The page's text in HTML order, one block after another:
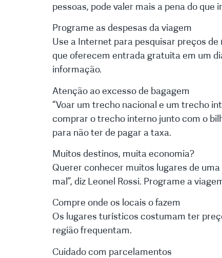
pessoas, pode valer mais a pena do que
Programe as despesas da viagem
Use a Internet para pesquisar preços
que oferecem entrada gratuita em um
informação.
Atenção ao excesso de bagagem
“Voar um trecho nacional e um trecho
comprar o trecho interno junto com o
para não ter de pagar a taxa.
Muitos destinos, muita economia?
Querer conhecer muitos lugares de
mal”, diz Leonel Rossi. Programe a
Compre onde os locais o fazem
Os lugares turísticos costumam ter
região frequentam.
Cuidado com parcelamentos